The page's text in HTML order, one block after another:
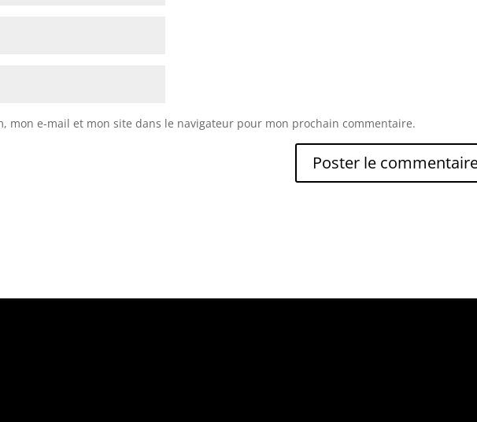
mon e-mail et mon site dans le navigateur pour mon prochain commentaire.